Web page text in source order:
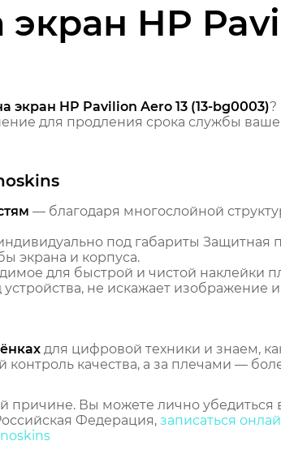
HP
экран HP Pavilion Aero 13 (13-bg0003)?
для продления срока службы
— благодаря многослойной
под габариты Защитная
экрана и корпуса.
для быстрой и чистой наклейки
не искажает изображение
для цифровой техники и знаем,
качества, а за плечами —
причине. Вы можете лично убедиться
Федерация, записаться